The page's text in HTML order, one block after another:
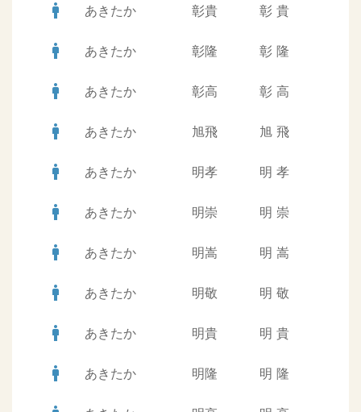
man あきたか 彰貴 彰 貴
man あきたか 彰隆 彰 隆
man あきたか 彰高 彰 高
man あきたか 旭飛 旭 飛
man あきたか 明孝 明 孝
man あきたか 明崇 明 崇
man あきたか 明嵩 明 嵩
man あきたか 明敬 明 敬
man あきたか 明貴 明 貴
man あきたか 明隆 明 隆